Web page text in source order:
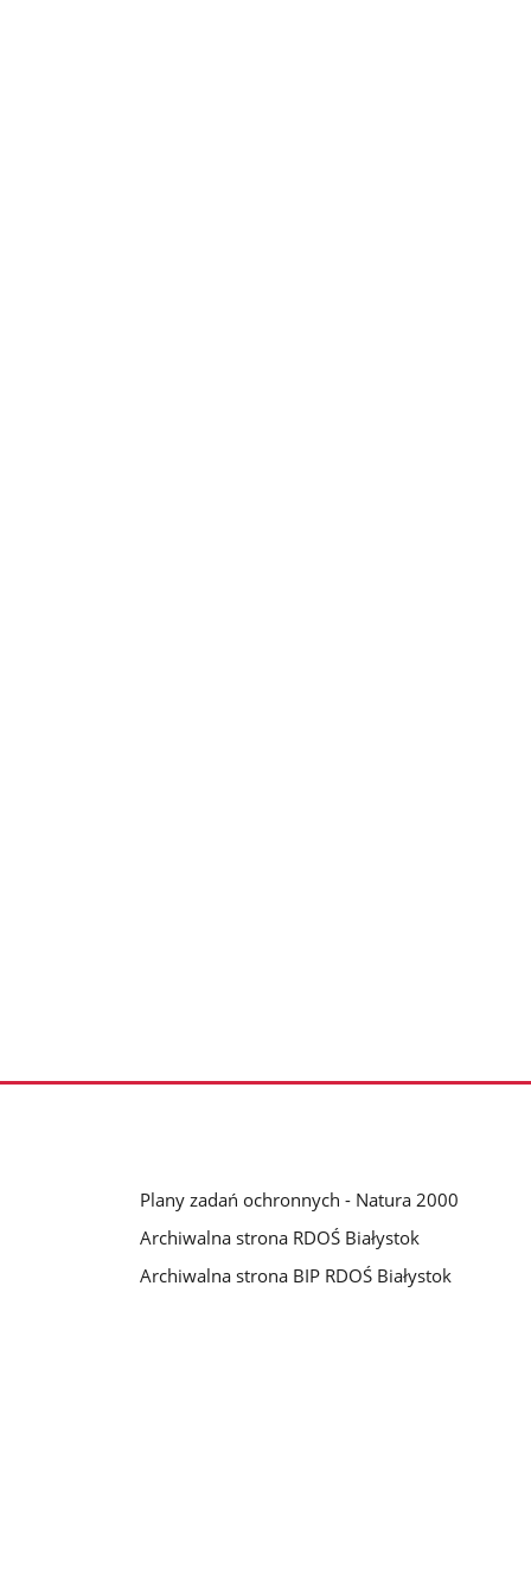
Plany zadań ochronnych - Natura 2000
Archiwalna strona RDOŚ Białystok
Archiwalna strona BIP RDOŚ Białystok